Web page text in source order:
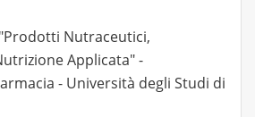
Nutraceutici,
Applicata" -
- Università degli Studi di